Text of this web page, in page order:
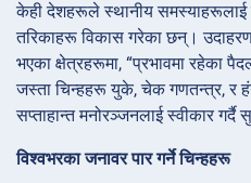
केही देशहरूले स्थानीय समस्याहरूलाई
तरिकाहरू विकास गरेका छन्।
भएका क्षेत्रहरूमा, “प्रभावमा रहेका
जस्ता चिन्हहरू युके, चेक गणतन्त्र, र
सप्ताहान्त मनोरञ्जनलाई स्वीकार गर्दै
विश्वभरका जनावर पार गर्ने चिन्हहरू